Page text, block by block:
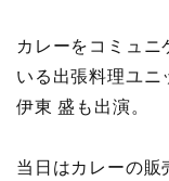
カレーをコミュニ
いる出張料理ユニ
伊東 盛も出演。
当日はカレーの販